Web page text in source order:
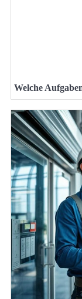
Welche